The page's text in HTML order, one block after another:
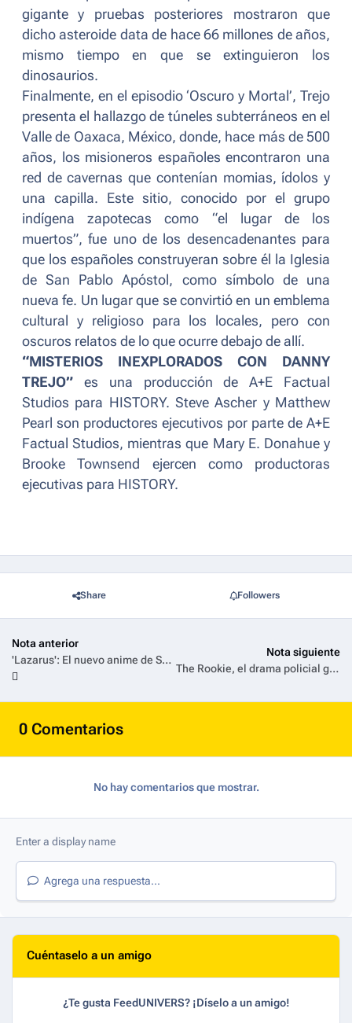
gigante y pruebas posteriores mostraron que
dicho asteroide data de hace 66 millones de años,
mismo tiempo en que se extinguieron los
dinosaurios.
Finalmente, en el episodio ‘Oscuro y Mortal’, Trejo
presenta el hallazgo de túneles subterráneos en el
Valle de Oaxaca, México, donde, hace más de 500
años, los misioneros españoles encontraron una
red de cavernas que contenían momias, ídolos y
una capilla. Este sitio, conocido por el grupo
indígena zapotecas como “el lugar de los
muertos”, fue uno de los desencadenantes para
que los españoles construyeran sobre él la Iglesia
de San Pablo Apóstol, como símbolo de una
nueva fe. Un lugar que se convirtió en un emblema
cultural y religioso para los locales, pero con
oscuros relatos de lo que ocurre debajo de allí.
“MISTERIOS INEXPLORADOS CON DANNY
TREJO” es una producción de A+E Factual
Studios para HISTORY. Steve Ascher y Matthew
Pearl son productores ejecutivos por parte de A+E
Factual Studios, mientras que Mary E. Donahue y
Brooke Townsend ejercen como productoras
ejecutivas para HISTORY.
Share Followers
Nota anterior
'Lazarus': El nuevo anime de Shinichirō Watanabe estrena el 6 de abril en Max y Adult Swim
Nota siguiente
The Rookie, el drama policial ganador del Emmy®, estrena su temporada 7 en Universal+
0 Comentarios
No hay comentarios que mostrar.
Agrega una respuesta...
Cuéntaselo a un amigo
¿Te gusta FeedUNIVERS? ¡Díselo a un amigo!